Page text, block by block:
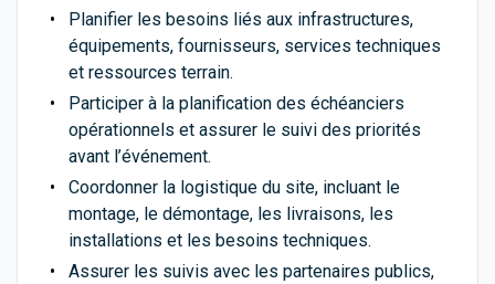
Planifier les besoins liés aux infrastructures,
équipements, fournisseurs, services techniques
et ressources terrain.
Participer à la planification des échéanciers
opérationnels et assurer le suivi des priorités
avant l’événement.
Coordonner la logistique du site, incluant le
montage, le démontage, les livraisons, les
installations et les besoins techniques.
Assurer les suivis avec les partenaires publics,